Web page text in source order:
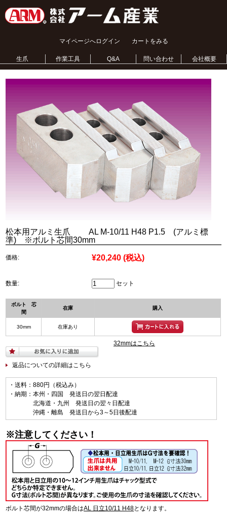
マイページへログイン カートをみる
生爪 作業工具 Q&A 問い合わせ 会社概要
松本用アルミ生爪 AL M-10/11 H48 P1.5 (アルミ標
準) ※ボルト芯間30mm
価格: ¥20,240 (税込)
数量: セット
ボルト 芯
間
在庫 購入
30mm 在庫あり
返品についての詳細はこちら
・送料：880円（税込み）
・納期：本州・四国 発送日の翌日配達
北海道・九州 発送日の翌々日配達
沖縄・離島 発送日から3～5日後配達
※注意してください！
ボルト芯間が32mmの場合はAL 日立10/11 H48となります。
32mmはこちら